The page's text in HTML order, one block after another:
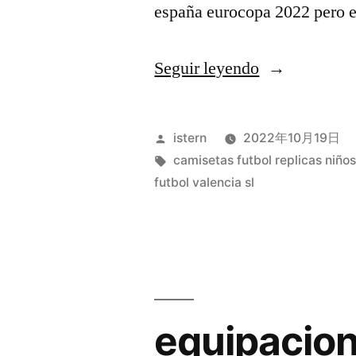
españa eurocopa 2022
Seguir leyendo«camisetas
hombre
baratas»
Publicado
por
istern
2022年10月19日
Etiquetas:
camisetas futbol replicas niños
futbol valencia sl